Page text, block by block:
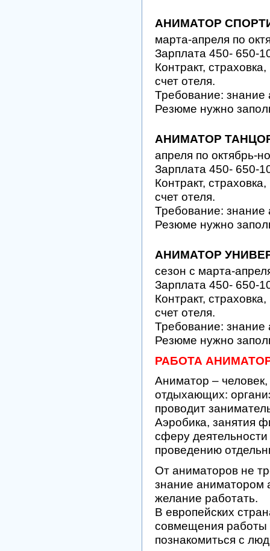
АНИМАТОР
марта-апреля по
Зарплата 450- 650-
Контракт,
счет отеля.
Требование: знание
Резюме нужно
АНИМАТОР
апреля по октябрь-
Зарплата 450- 650-
Контракт,
счет отеля.
Требование: знание
Резюме нужно
АНИМАТОР
сезон с марта-
Зарплата 450- 650-
Контракт,
счет отеля.
Требование: знание
Резюме нужно
РАБОТА
Аниматор – человек,
отдыхающих:
проводит
Аэробика, занятия
сферу
проведению
От аниматоров не
знание аниматором
желание работать.
В европейских
совмещения работы
познакомиться с